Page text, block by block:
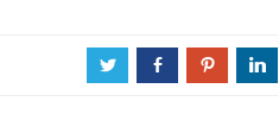
a b d j